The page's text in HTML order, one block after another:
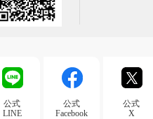
公式
LINE
公式
Facebook
公式
X